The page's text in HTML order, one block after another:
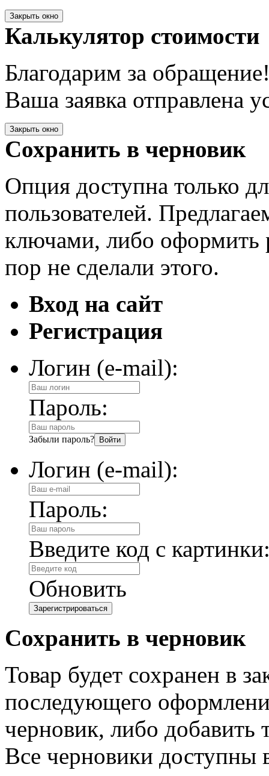
Закрыть окно
Калькулятор стоимости
Благодарим за
Ваша заявка отправлена
Закрыть окно
Сохранить в черновик
Опция доступна только
пользователей.
ключами, либо оформить
пор не сделали этого.
Вход на сайт
Регистрация
Логин (e-mail):
Пароль:
Забыли пароль?
Логин (e-mail):
Пароль:
Введите код с
Обновить
Сохранить в черновик
Товар будет сохранен в
последующего
черновик, либо добавить
Все черновики